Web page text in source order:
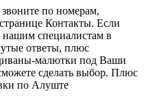
по номерам,
Контакты. Если
нашим специалистам в
ответы, плюс
малютки под Ваши
сделать выбор. Плюс
по Алуште